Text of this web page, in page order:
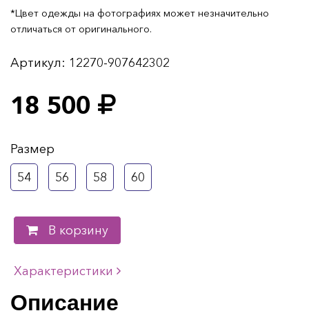
*Цвет одежды на фотографиях может незначительно
отличаться от оригинального.
Артикул: 12270-907642302
18 500
Размер
54
56 58 60
В корзину
Характеристики
Описание